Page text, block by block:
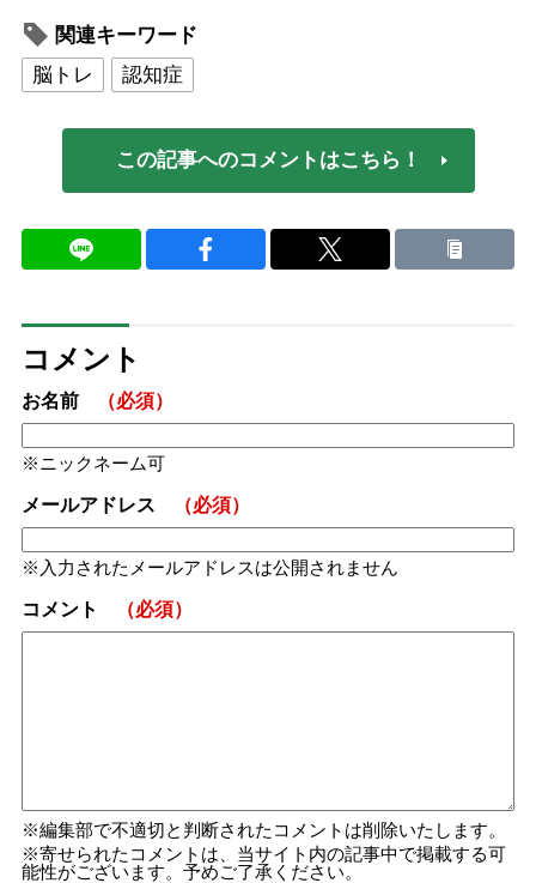
関連キーワード
脳トレ
認知症
この記事へのコメントはこちら！
コメント
お名前 （必須）
ニックネーム可
メールアドレス （必須）
入力されたメールアドレスは公開されません
コメント （必須）
編集部で不適切と判断されたコメントは削除いたします。
寄せられたコメントは、当サイト内の記事中で掲載する可
能性がございます。予めご了承ください。